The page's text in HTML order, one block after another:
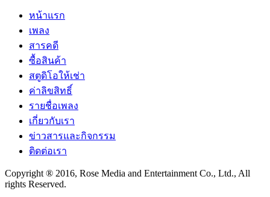
หน้าแรก
เพลง
สารคดี
ซื้อสินค้า
สตูดิโอให้เช่า
ค่าลิขสิทธิ์
รายชื่อเพลง
เกี่ยวกับเรา
ข่าวสารและกิจกรรม
ติดต่อเรา
Copyright ® 2016, Rose Media and Entertainment Co., Ltd., All
rights Reserved.